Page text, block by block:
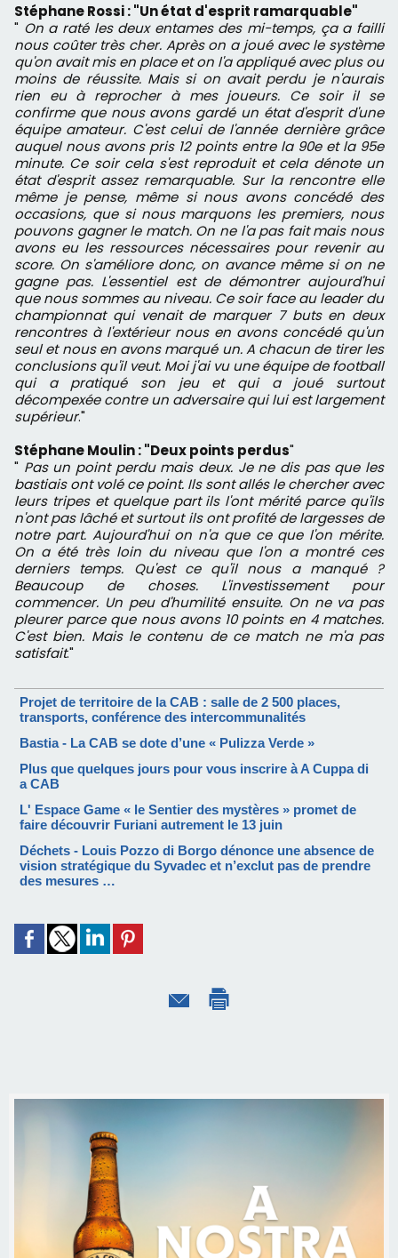
Stéphane Rossi : "Un état d'esprit ramarquable"
" On a raté les deux entames des mi-temps, ça a failli
nous coûter très cher. Après on a joué avec le système
qu'on avait mis en place et on l'a appliqué avec plus ou
moins de réussite. Mais si on avait perdu je n'aurais
rien eu à reprocher à mes joueurs. Ce soir il se
confirme que nous avons gardé un état d'esprit d'une
équipe amateur. C'est celui de l'année dernière grâce
auquel nous avons pris 12 points entre la 90e et la 95e
minute. Ce soir cela s'est reproduit et cela dénote un
état d'esprit assez remarquable. Sur la rencontre elle
même je pense, même si nous avons concédé des
occasions, que si nous marquons les premiers, nous
pouvons gagner le match. On ne l'a pas fait mais nous
avons eu les ressources nécessaires pour revenir au
score. On s'améliore donc, on avance même si on ne
gagne pas. L'essentiel est de démontrer aujourd'hui
que nous sommes au niveau. Ce soir face au leader du
championnat qui venait de marquer 7 buts en deux
rencontres à l'extérieur nous en avons concédé qu'un
seul et nous en avons marqué un. A chacun de tirer les
conclusions qu'il veut. Moi j'ai vu une équipe de football
qui a pratiqué son jeu et qui a joué surtout
décompexée contre un adversaire qui lui est largement
supérieur."
Stéphane Moulin : "Deux points perdus"
" Pas un point perdu mais deux. Je ne dis pas que les
bastiais ont volé ce point. Ils sont allés le chercher avec
leurs tripes et quelque part ils l'ont mérité parce qu'ils
n'ont pas lâché et surtout ils ont profité de largesses de
notre part. Aujourd'hui on n'a que ce que l'on mérite.
On a été très loin du niveau que l'on a montré ces
derniers temps. Qu'est ce qu'il nous a manqué ?
Beaucoup de choses. L'investissement pour
commencer. Un peu d'humilité ensuite. On ne va pas
pleurer parce que nous avons 10 points en 4 matches.
C'est bien. Mais le contenu de ce match ne m'a pas
satisfait."
Projet de territoire de la CAB : salle de 2 500 places,
transports, conférence des intercommunalités
Bastia - La CAB se dote d’une « Pulizza Verde »
Plus que quelques jours pour vous inscrire à A Cuppa di
a CAB
L' Espace Game « le Sentier des mystères » promet de
faire découvrir Furiani autrement le 13 juin
Déchets - Louis Pozzo di Borgo dénonce une absence de
vision stratégique du Syvadec et n’exclut pas de prendre
des mesures …